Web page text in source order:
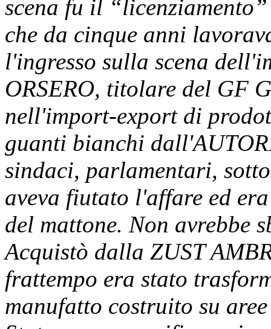
scena fu il
che da cinque anni
l'ingresso sulla scena
ORSERO, titolare del GF
nell'import-export di
guanti bianchi
sindaci, parlamentari,
aveva fiutato l'affare ed
del mattone. Non avrebbe
Acquistò dalla ZUST
frattempo era stato
manufatto costruito su